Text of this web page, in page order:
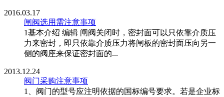
2016.03.17
闸阀选用需注意事项
1基本介绍 编辑 闸阀关闭时，密封面可以只依靠介质压
力来密封，即只依靠介质压力将闸板的密封面压向另一
侧的阀座来保证密封面的...
2013.12.24
阀门采购注意事项
1、阀门的型号应注明依据的国标编号要求。若是企业标